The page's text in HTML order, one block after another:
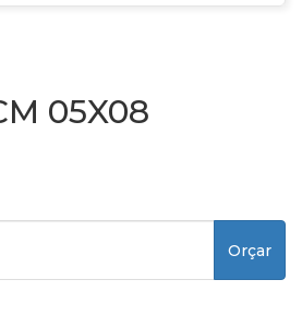
05X08
Orçar